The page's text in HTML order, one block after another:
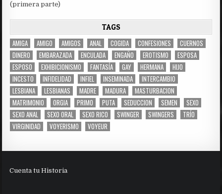
(primera parte)
TAGS
AMIGA AMIGO AMIGOS ANAL COGIDA CONFESIONES
CUERNOS
DINERO
EMBARAZADA ENCULADA ENGAÑO EROTISMO
ESPOSA
ESPOSO
EXHIBICIONISMO FANTASÍA GAY HERMANA
HIJO
INCESTO
INFIDELIDAD INFIEL INSEMINADA
INTERCAMBIO
LESBIANA
LESBIANAS MADRE MADURA
MASTURBACION
MATRIMONIO
ORGIA PRIMO PUTA SEDUCCION SEMEN
SEXO
SEXO ANAL
SEXO ORAL SEXO RICO SWINGER SWINGERS
TRÍO
VIRGINIDAD
VOYERISMO VOYEUR
Cuenta tu Historia